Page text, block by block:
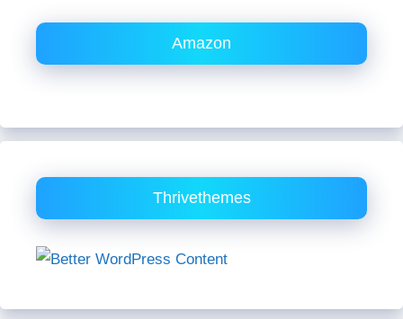
Amazon
Thrivethemes